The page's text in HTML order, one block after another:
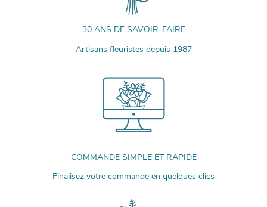
30 ANS DE SAVOIR-FAIRE
Artisans fleuristes depuis 1987
COMMANDE SIMPLE ET RAPIDE
Finalisez votre commande en quelques clics